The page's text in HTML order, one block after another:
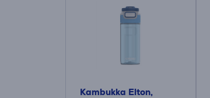
Kambukka Elton,